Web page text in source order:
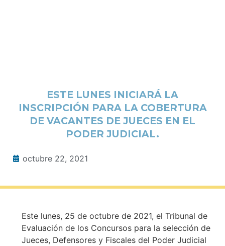
ESTE LUNES INICIARÁ LA
INSCRIPCIÓN PARA LA COBERTURA
DE VACANTES DE JUECES EN EL
PODER JUDICIAL.
octubre 22, 2021
Este lunes, 25 de octubre de 2021, el Tribunal de
Evaluación de los Concursos para la selección de
Jueces, Defensores y Fiscales del Poder Judicial